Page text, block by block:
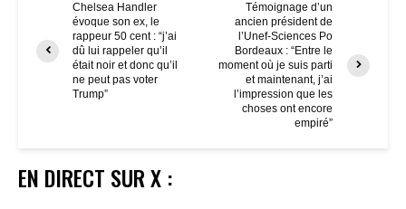
Chelsea Handler
évoque son ex, le
rappeur 50 cent : “j’ai
dû lui rappeler qu’il
était noir et donc qu’il
ne peut pas voter
Trump”
Témoignage d’un
ancien président de
l’Unef-Sciences Po
Bordeaux : “Entre le
moment où je suis parti
et maintenant, j’ai
l’impression que les
choses ont encore
empiré”
EN DIRECT SUR X :